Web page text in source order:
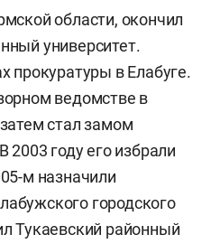
области, окончил
университет.
прокуратуры в Елабуге.
ведомстве в
стал замом
2003 году его избрали
м назначили
городского
Тукаевский районный